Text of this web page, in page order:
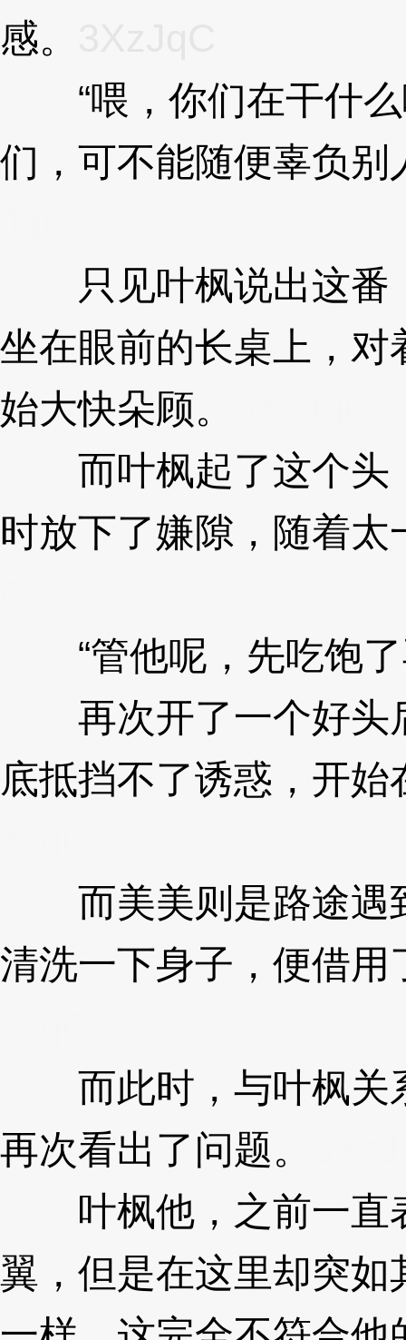
感。
“喂，你们在干什么
们，可不能随便辜负别
只见叶枫说出这番
坐在眼前的长桌上，
始大快朵顾。
而叶枫起了这个头
时放下了嫌隙，随着太
“管他呢，先吃饱了
再次开了一个好头
底抵挡不了诱惑，开
而美美则是路途遇
清洗一下身子，便借用
而此时，与叶枫关
再次看出了问题。
叶枫他，之前一直
翼，但是在这里却突